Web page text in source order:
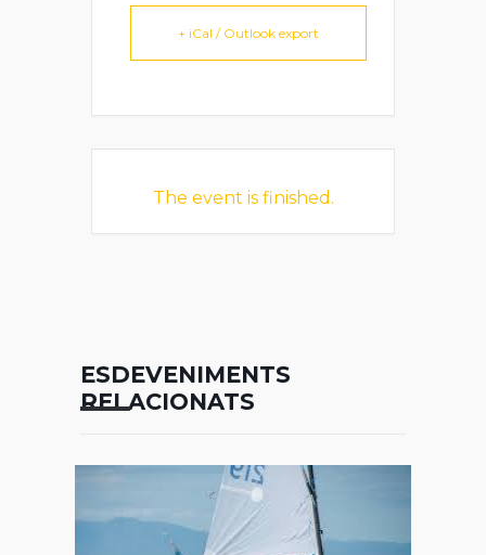
+ iCal / Outlook export
The event is finished.
ESDEVENIMENTS
RELACIONATS